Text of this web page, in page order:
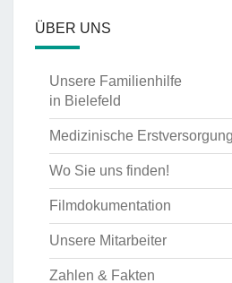
ÜBER UNS
Unsere Familienhilfe
in Bielefeld
Medizinische Erstversorgung
Wo Sie uns finden!
Filmdokumentation
Unsere Mitarbeiter
Zahlen & Fakten